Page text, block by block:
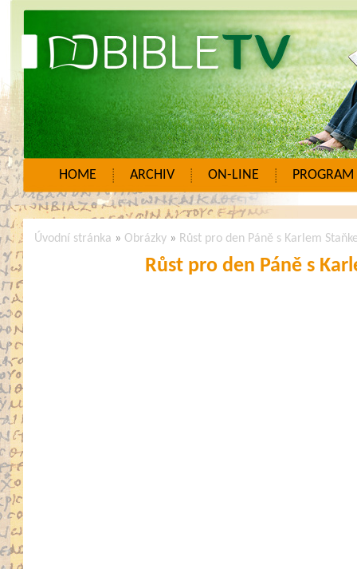
HOME ARCHIV ON-LINE PROGRAM
Úvodní stránka » Obrázky » Růst pro den Páně s Karlem
Růst pro den Páně s